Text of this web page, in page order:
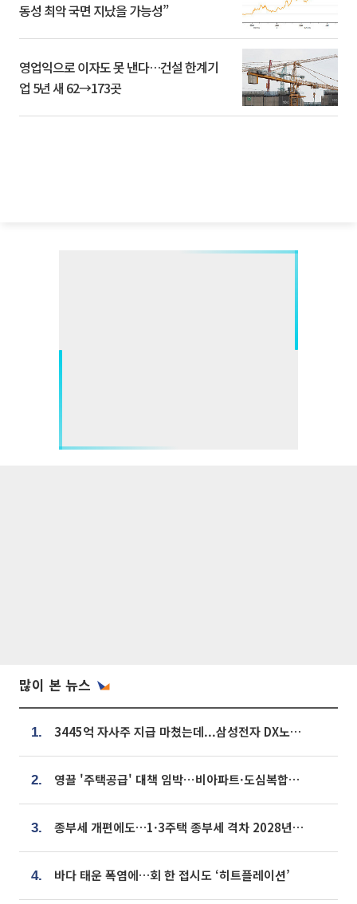
동성 최악 국면 지났을 가능성”
영업익으로 이자도 못 낸다…건설 한계기
업 5년 새 62→173곳
많이 본 뉴스
1. 3445억 자사주 지급 마쳤는데...삼성전자 DX노조, 뒤늦은 '떼쓰기 집회'
2. 영끌 '주택공급' 대책 임박⋯비아파트·도심복합까지 총동원
3. 종부세 개편에도…1·3주택 종부세 격차 2028년부터 확대
4. 바다 태운 폭염에…회 한 접시도 ‘히트플레이션’